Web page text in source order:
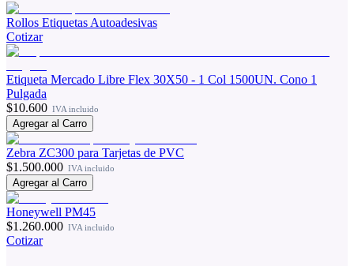
Rollos Etiquetas Autoadesivas
Cotizar
Etiqueta Mercado Libre Flex 30X50 - 1 Col 1500UN. Cono 1
Pulgada
$10.600 IVA incluido
Agregar al Carro
Zebra ZC300 para Tarjetas de PVC
$1.500.000 IVA incluido
Agregar al Carro
Honeywell PM45
$1.260.000 IVA incluido
Cotizar